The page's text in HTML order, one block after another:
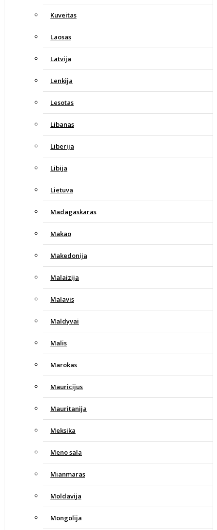
Kuveitas
Laosas
Latvija
Lenkija
Lesotas
Libanas
Liberija
Libija
Lietuva
Madagaskaras
Makao
Makedonija
Malaizija
Malavis
Maldyvai
Malis
Marokas
Mauricijus
Mauritanija
Meksika
Meno sala
Mianmaras
Moldavija
Mongolija